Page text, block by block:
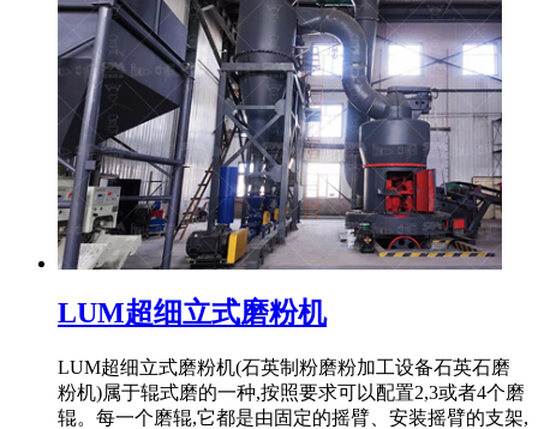
LUM超细立式磨粉机
LUM超细立式磨粉机(石英制粉磨粉加工设备石英石磨
粉机)属于辊式磨的一种,按照要求可以配置2,3或者4个磨
辊。每一个磨辊,它都是由固定的摇臂、安装摇臂的支架,